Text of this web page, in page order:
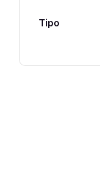
Tipo
Executiva